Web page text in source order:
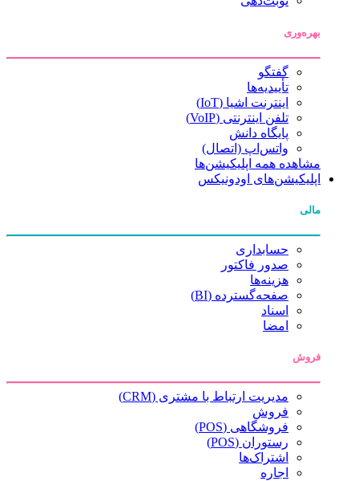
بهره‌وری
گفتگو
تأییدیه‌ها
اینترنت اشیا (IoT)
تلفن اینترنتی (VoIP)
پایگاه دانش
واتس‌اپ (اتصال)
مشاهده همه اپلیکیشن‌ها
اپلیکیشن‌های اودونیکس
مالی
حسابداری
صدور فاکتور
هزینه‌ها
صفحه‌گسترده (BI)
اسناد
امضا
فروش
مدیریت ارتباط با مشتری (CRM)
فروش
فروشگاهی (POS)
رستوران (POS)
اشتراک‌ها
اجاره